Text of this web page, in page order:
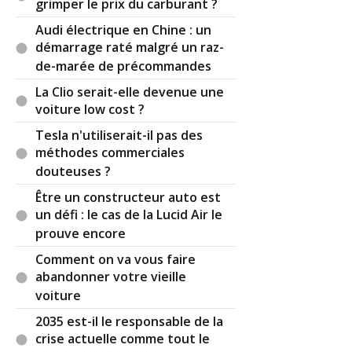
avant et fin 30 juste après, à 50m d'intervalle. Et
effectivement tout le monde respecte la limitation
30 ! (sous peine de plier l'essieu arrière...) Alors,
bye bye les courses au marché local, et bonjour
les courses chez Aldi discount pour amortir la
facture.
Toute logique macroéconomique (pardon, de bon
sens) les dépassent.
J'ai entendu parler également d'une histoire d'un
riverain qui voulait SON dos d'âne devant chez lui...
et qui l'a eu. Et qui changeait d'avis juste après, car
à cause des bruits de freins et d'accélération la
valeur de sa maison s'était déprécié de 20%.
Et encore des tas d'histoires avec des feux, des
stops, des aménagements cyclables praticables
uniquement en VTT... Tellement absurde que
même les policiers municipaux ne viendraient pas
grimper le prix du carburant ?
Audi électrique en Chine : un
démarrage raté malgré un raz-
de-marée de précommandes
La Clio serait-elle devenue une
voiture low cost ?
Tesla n'utiliserait-il pas des
méthodes commerciales
douteuses ?
Être un constructeur auto est
un défi : le cas de la Lucid Air le
prouve encore
Comment on va vous faire
abandonner votre vieille
voiture
2035 est-il le responsable de la
crise actuelle comme tout le